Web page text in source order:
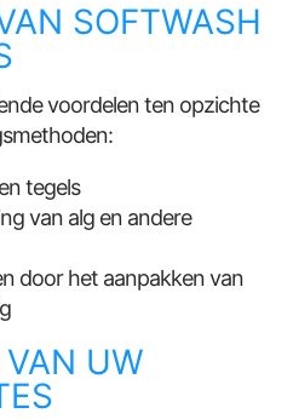
SOFTWASH
voordelen ten opzichte
tegels
van alg en andere
door het aanpakken van
UW